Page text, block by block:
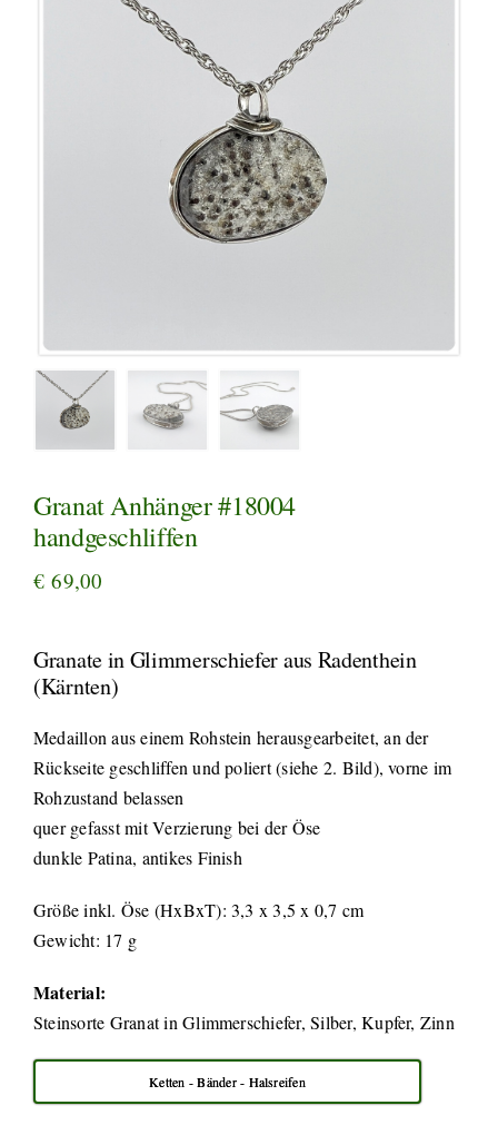
Granat Anhänger #18004
handgeschliffen
€ 69,00
Granate in Glimmerschiefer aus Radenthein
(Kärnten)
Medaillon aus einem Rohstein herausgearbeitet, an der
Rückseite geschliffen und poliert (siehe 2. Bild), vorne im
Rohzustand belassen
quer gefasst mit Verzierung bei der Öse
dunkle Patina, antikes Finish
Größe inkl. Öse (HxBxT): 3,3 x 3,5 x 0,7 cm
Gewicht: 17 g
Material:
Steinsorte Granat in Glimmerschiefer, Silber, Kupfer, Zinn
Ketten - Bänder - Halsreifen